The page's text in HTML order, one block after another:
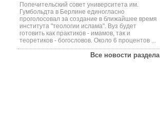
Попечительский совет университета им.
Гумбольдта в Берлине единогласно
проголосовал за создание в ближайшее время
института "теологии ислама". Вуз будет
готовить как практиков - имамов, так и
теоретиков - богословов. Около 6 процентов ...
Все новости раздела